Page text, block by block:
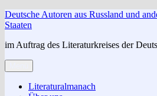
Zum
Inhalt
Deutsche Autoren aus Russland und
Staaten
im Auftrag des Literaturkreises der
Literaturalmanach